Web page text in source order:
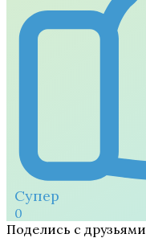
Супер
0
Поделись с друзьями